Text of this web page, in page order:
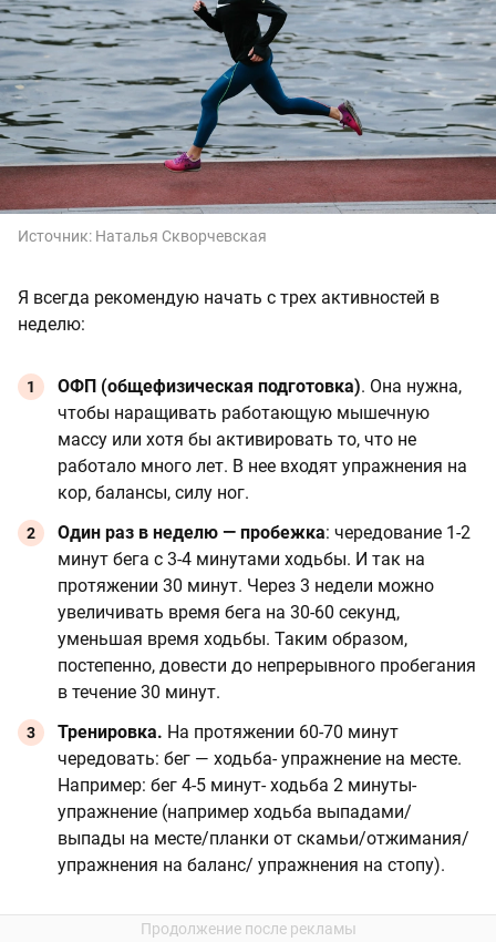
Источник: Наталья Скворчевская
Я всегда рекомендую начать с трех активностей в
неделю:
ОФП (общефизическая подготовка). Она нужна,
чтобы наращивать работающую мышечную
массу или хотя бы активировать то, что не
работало много лет. В нее входят упражнения на
кор, балансы, силу ног.
Один раз в неделю — пробежка: чередование 1-2
минут бега с 3-4 минутами ходьбы. И так на
протяжении 30 минут. Через 3 недели можно
увеличивать время бега на 30-60 секунд,
уменьшая время ходьбы. Таким образом,
постепенно, довести до непрерывного пробегания
в течение 30 минут.
Тренировка. На протяжении 60-70 минут
чередовать: бег — ходьба- упражнение на месте.
Например: бег 4-5 минут- ходьба 2 минуты-
упражнение (например ходьба выпадами/
выпады на месте/планки от скамьи/отжимания/
упражнения на баланс/ упражнения на стопу).